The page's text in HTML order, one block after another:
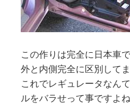
この作りは完全に日本車
外と内側完全に区別してま
これでレギュレータなん
ルをバラせって事ですよ